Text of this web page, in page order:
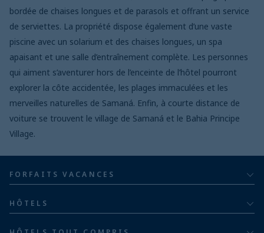
bordée de chaises longues et de parasols et offrant un service
de serviettes. La propriété dispose également d’une vaste
piscine avec un solarium et des chaises longues, un spa
apaisant et une salle d’entraînement complète. Les personnes
qui aiment s’aventurer hors de l’enceinte de l’hôtel pourront
explorer la côte accidentée, les plages immaculées et les
merveilles naturelles de Samaná. Enfin, à courte distance de
voiture se trouvent le village de Samaná et le Bahia Principe
Village.
FORFAITS VACANCES
Pour adultes
HÔTELS